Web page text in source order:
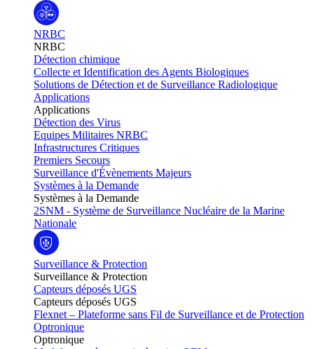
NRBC
NRBC
Détection chimique
Collecte et Identification des Agents Biologiques
Solutions de Détection et de Surveillance Radiologique
Applications
Applications
Détection des Virus
Equipes Militaires NRBC
Infrastructures Critiques
Premiers Secours
Surveillance d'Évènements Majeurs
Systèmes à la Demande
Systèmes à la Demande
2SNM - Système de Surveillance Nucléaire de la Marine
Nationale
Surveillance & Protection
Surveillance & Protection
Capteurs déposés UGS
Capteurs déposés UGS
Flexnet – Plateforme sans Fil de Surveillance et de Protection
Optronique
Optronique